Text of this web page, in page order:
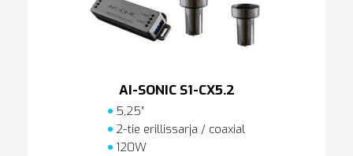
AI-SONIC S1-CX5.2
5,25″
2-tie erillissarja / coaxial
120W